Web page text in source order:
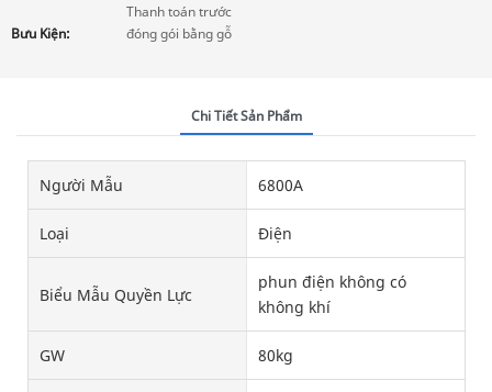
Thanh toán trước
Bưu Kiện:
đóng gói bằng gỗ
Chi Tiết Sản Phẩm
Người Mẫu 6800A
Loại Điện
Biểu Mẫu Quyền Lực
phun điện không có
không khí
GW 80kg